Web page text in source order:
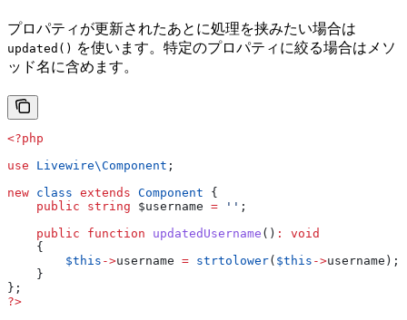
プロパティが更新されたあとに処理を挟みたい場合は
updated() を使います。特定のプロパティに絞る場合はメソ
ッド名に含めます。
<?php
use Livewire\Component ;
new class extends Component {
    public
string $username = '' ;
    public
function updatedUsername () :
void
    {
        $this
->username = strtolower( $this ->username );
    }
};
?>